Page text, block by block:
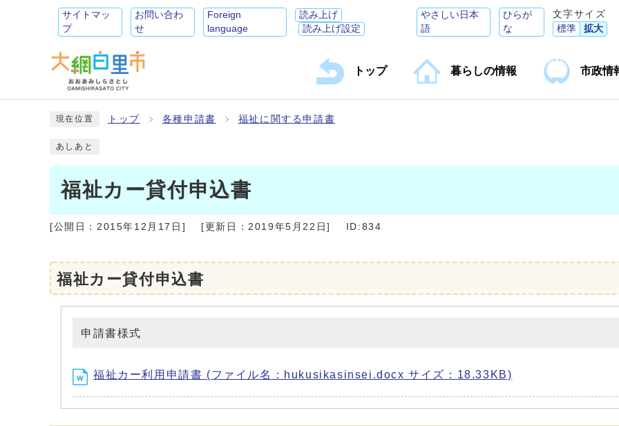
サイトマッ
プ
お問い合わ
せ
Foreign
language
読み上げ
読み上げ設定
やさしい日本
語
ひらが
な
文字サイズ
標準
拡大
トップ 暮らしの情報 市政情
現在位置 トップ 各種申請書 福祉に関する申請書
あしあと
福祉カー貸付申込書
[公開日： 2015年12月17日 ] [更新日：2019年5月22日] ID:834
福祉カー貸付申込書
申請書様式
福祉カー利用申請書 (ファイル名：hukusikasinsei.docx サイズ：18.33KB)